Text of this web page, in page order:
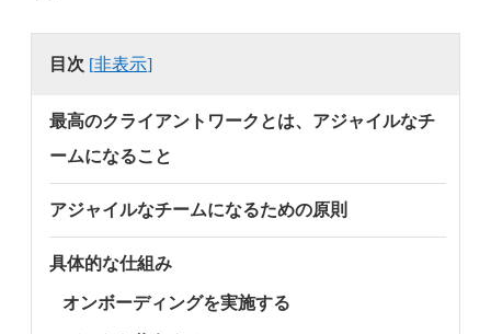
目次 [非表示]
最高のクライアントワークとは、アジャイルなチ
ームになること
アジャイルなチームになるための原則
具体的な仕組み
オンボーディングを実施する